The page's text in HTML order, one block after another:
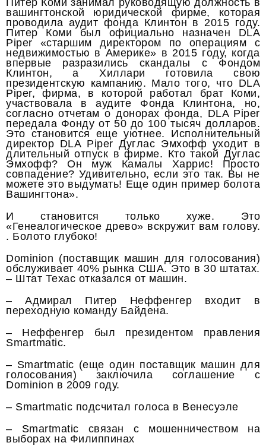
Питер Коми занимал руководящую должность в
вашингтонской юридической фирме, которая
проводила аудит фонда Клинтон в 2015 году.
Питер Коми был официально назначен DLA
Piper «старшим директором по операциям с
недвижимостью в Америке» в 2015 году, когда
впервые разразились скандалы с Фондом
Клинтон, а Хиллари готовила свою
президентскую кампанию. Мало того, что DLA
Piper, фирма, в которой работал брат Коми,
участвовала в аудите Фонда Клинтона, но,
согласно отчетам о донорах фонда, DLA Piper
передала Фонду от 50 до 100 тысяч долларов.
Это становится еще уютнее. Исполнительный
директор DLA Piper Дуглас Эмхофф уходит в
длительный отпуск в фирме. Кто такой Дуглас
Эмхофф? Он муж Камалы Харрис! Просто
совпадение? Удивительно, если это так. Вы не
можете это выдумать! Еще один пример болота
Вашингтона».
И становится только хуже. Это
«Генеалогическое древо» вскружит вам голову.
. Болото глубоко!
Dominion (поставщик машин для голосования)
обслуживает 40% рынка США. Это в 30 штатах.
– Штат Техас отказался от машин.
– Адмирал Питер Неффенгер входит в
переходную команду Байдена.
– Неффенгер был президентом правления
Smartmatic.
– Smartmatic (еще один поставщик машин для
голосования) заключила соглашение с
Dominion в 2009 году.
– Smartmatic подсчитал голоса в Венесуэле
– Smartmatic связан с мошенничеством на
выборах на Филиппинах